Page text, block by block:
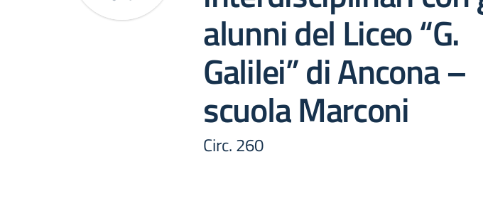
alunni del Liceo “G.
Galilei” di Ancona –
scuola Marconi
Circ. 260